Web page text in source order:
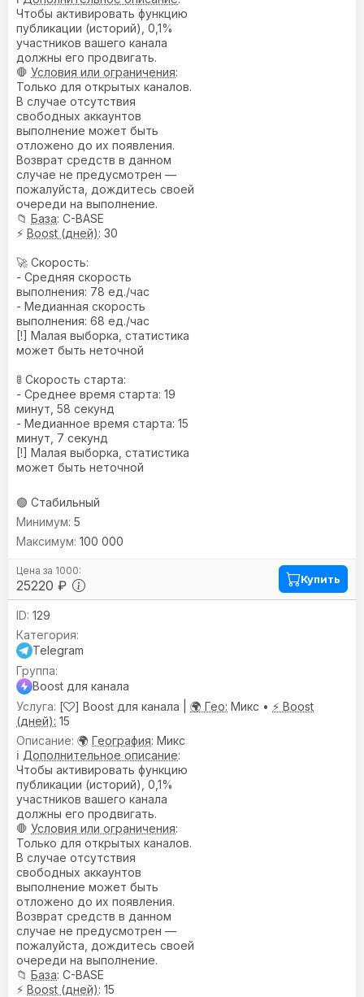
Чтобы активировать функцию
публикации (историй), 0,1%
участников вашего канала
должны его продвигать.
🛑 Условия или ограничения:
Только для открытых каналов.
В случае отсутствия
свободных аккаунтов
выполнение может быть
отложено до их появления.
Возврат средств в данном
случае не предусмотрен —
пожалуйста, дождитесь своей
очереди на выполнение.
📁 База: C-BASE
⚡ Boost (дней): 30
🚀 Скорость:
- Средняя скорость
выполнения: 78 ед./час
- Медианная скорость
выполнения: 68 ед./час
[!] Малая выборка, статистика
может быть неточной
🚦 Скорость старта:
- Среднее время старта: 19
минут, 58 секунд
- Медианное время старта: 15
минут, 7 секунд
[!] Малая выборка, статистика
может быть неточной
🟢 Стабильный
25220 ₽
5
100 000
Купить
129
Telegram
Boost для канала
[
] Boost для канала | 🌍 Гео: Микс • ⚡ Boost
(дней): 15
🌍 География: Микс
ℹ️ Дополнительное описание:
Чтобы активировать функцию
публикации (историй), 0,1%
участников вашего канала
должны его продвигать.
🛑 Условия или ограничения:
Только для открытых каналов.
В случае отсутствия
свободных аккаунтов
выполнение может быть
отложено до их появления.
Возврат средств в данном
случае не предусмотрен —
пожалуйста, дождитесь своей
очереди на выполнение.
📁 База: C-BASE
⚡ Boost (дней): 15